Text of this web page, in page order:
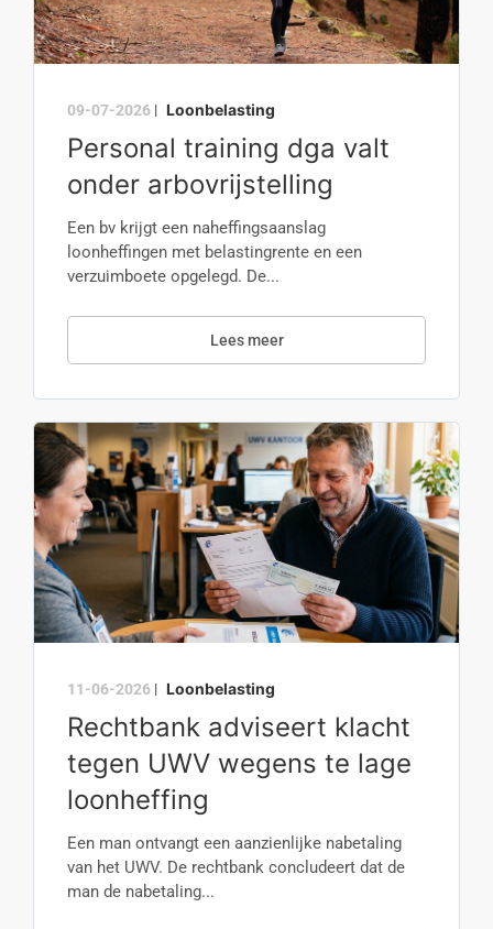
09-07-2026 | Loonbelasting
Personal training dga valt
onder arbovrijstelling
Een bv krijgt een naheffingsaanslag
loonheffingen met belastingrente en een
verzuimboete opgelegd. De...
Lees meer
11-06-2026 | Loonbelasting
Rechtbank adviseert klacht
tegen UWV wegens te lage
loonheffing
Een man ontvangt een aanzienlijke nabetaling
van het UWV. De rechtbank concludeert dat de
man de nabetaling...